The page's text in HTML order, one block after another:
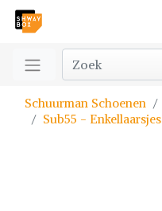
Schuurman Schoenen
Sub55 - Enkellaarsjes